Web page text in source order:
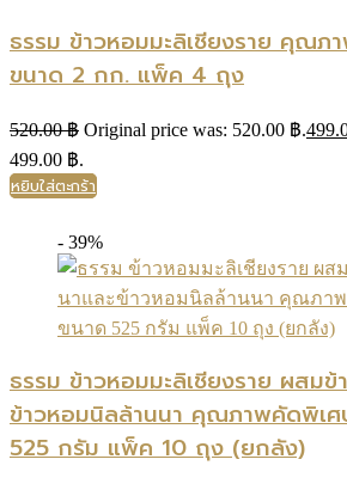
ธรรม ข้าวหอมมะลิเชียงราย คุณภ
ขนาด 2 กก. แพ็ค 4 ถุง
520.00฿ Original price was: 520.00 ฿.
499.00 ฿.
หยิบใส่ตะกร้า
- 39%
ธรรม ข้าวหอมมะลิเชียงราย ผสมข้
ข้าวหอมนิลล้านนา คุณภาพคัดพิเ
525 กรัม แพ็ค 10 ถุง (ยกลัง)